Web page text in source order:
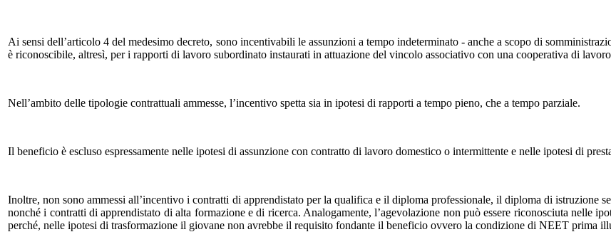
Ai sensi dell’articolo 4 del medesimo decreto, sono incentivabili le assunzioni a tempo indeterminato - anche a scopo di
è riconoscibile, altresì, per i rapporti di lavoro subordinato instaurati in attuazione del vincolo associativo con una cooperativa di
Nell’ambito delle tipologie contrattuali ammesse, l’incentivo spetta sia in ipotesi di rapporti a tempo pieno, che a tempo parziale.
Il beneficio è escluso espressamente nelle ipotesi di assunzione con contratto di lavoro domestico o intermittente e nelle ipotesi di
Inoltre, non sono ammessi all’incentivo i contratti di apprendistato per la qualifica e il diploma professionale, il diploma di istruzione
nonché i contratti di apprendistato di alta formazione e di ricerca. Analogamente, l’agevolazione non può essere riconosciuta nelle
perché, nelle ipotesi di trasformazione il giovane non avrebbe il requisito fondante il beneficio ovvero la condizione di NEET prima